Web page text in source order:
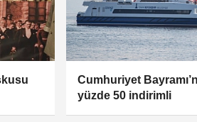
Cumhuriyet
yüzde 50 indirimli